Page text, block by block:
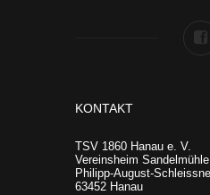
KONTAKT
TSV 1860 Hanau e. V.
Vereinsheim Sandelmühle
Philipp-August-
63452 Hanau